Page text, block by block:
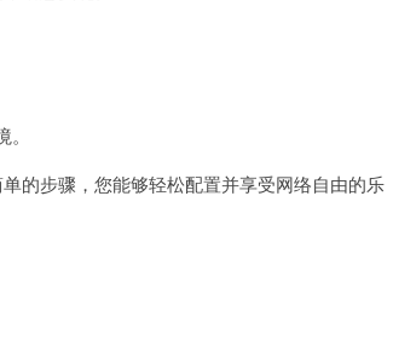
步骤，您能够轻松配置并享受网络自由的乐